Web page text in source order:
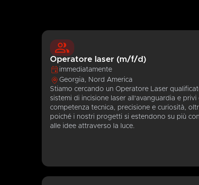
Operatore laser (m/f/d)
immediatamente
Georgia, Nord America
Stiamo cercando un Operatore Laser
sistemi di incisione laser all'avanguardia e
competenza tecnica, precisione e curiosità,
poiché i nostri progetti si estendono su più
alle idee attraverso la luce.